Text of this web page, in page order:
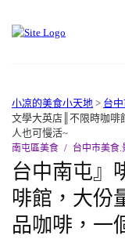
小凉的美食小天地 > 台
文學大英店║不限時咖啡
人也可慢活~
南屯區美食 台中市美食.
台中南屯』
啡館，大份
品咖啡，一